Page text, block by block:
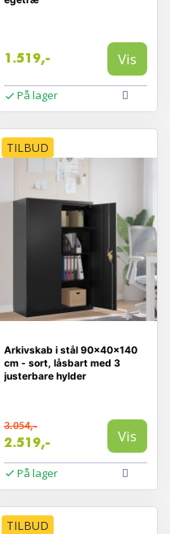
1.519,- Vis
På lager
TILBUD
Arkivskab i stål 90×40×140
cm - sort, låsbart med 3
justerbare hylder
3.054,-
2.519,- Vis
På lager
TILBUD